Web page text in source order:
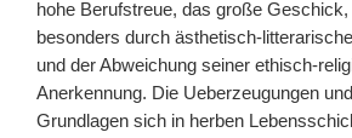
hohe Berufstreue, das große
besonders durch ästhetisch-
und der Abweichung seiner ethisch-
Anerkennung. Die Ueberzeugungen
Grundlagen sich in herben